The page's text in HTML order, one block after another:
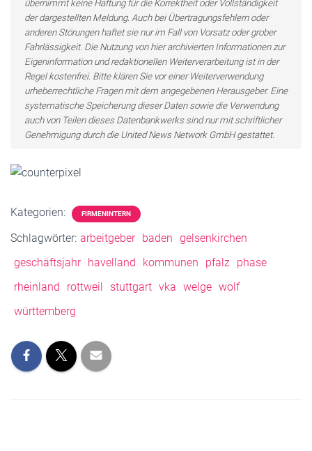
übernimmt keine Haftung für die Korrektheit oder Vollständigkeit
der dargestellten Meldung. Auch bei Übertragungsfehlern oder
anderen Störungen haftet sie nur im Fall von Vorsatz oder grober
Fahrlässigkeit. Die Nutzung von hier archivierten Informationen zur
Eigeninformation und redaktionellen Weiterverarbeitung ist in der
Regel kostenfrei. Bitte klären Sie vor einer Weiterverwendung
urheberrechtliche Fragen mit dem angegebenen Herausgeber. Eine
systematische Speicherung dieser Daten sowie die Verwendung
auch von Teilen dieses Datenbankwerks sind nur mit schriftlicher
Genehmigung durch die United News Network GmbH gestattet.
Kategorien: FIRMENINTERN
Schlagwörter: arbeitgeber baden gelsenkirchen
geschäftsjahr
havelland kommunen pfalz phase
rheinland
rottweil stuttgart vka welge wolf
württemberg